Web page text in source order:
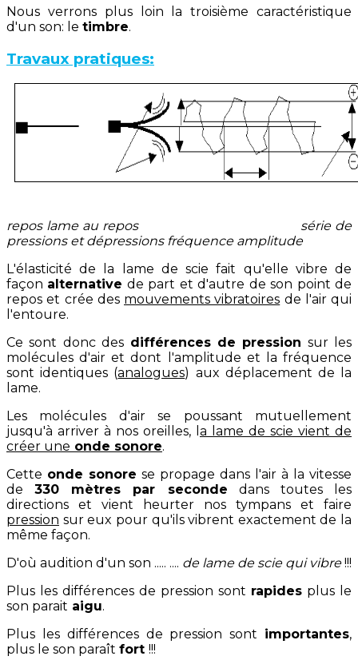
Nous verrons plus loin la troisième caractéristique
d'un son: le timbre.
Travaux pratiques:
repos lame au repos série de
pressions et dépressions fréquence amplitude
L'élasticité de la lame de scie fait qu'elle vibre de
façon alternative de part et d'autre de son point de
repos et crée des mouvements vibratoires de l'air qui
l'entoure.
Ce sont donc des différences de pression sur les
molécules d'air et dont l'amplitude et la fréquence
sont identiques (analogues) aux déplacement de la
lame.
Les molécules d'air se poussant mutuellement
jusqu'à arriver à nos oreilles, l a lame de scie vient de
créer une onde sonore.
Cette onde sonore se propage dans l'air à la vitesse
de330 mètres par seconde dans toutes les
directions et vient heurter nos tympans et faire
pression sur eux pour qu'ils vibrent exactement de la
même façon.
D'où audition d'un son ..... .... de lame de scie qui vibre!!!
Plus les différences de pression sont rapides plus le
son parait aigu.
Plus les différences de pression sont importantes,
plus le son paraît fort !!!